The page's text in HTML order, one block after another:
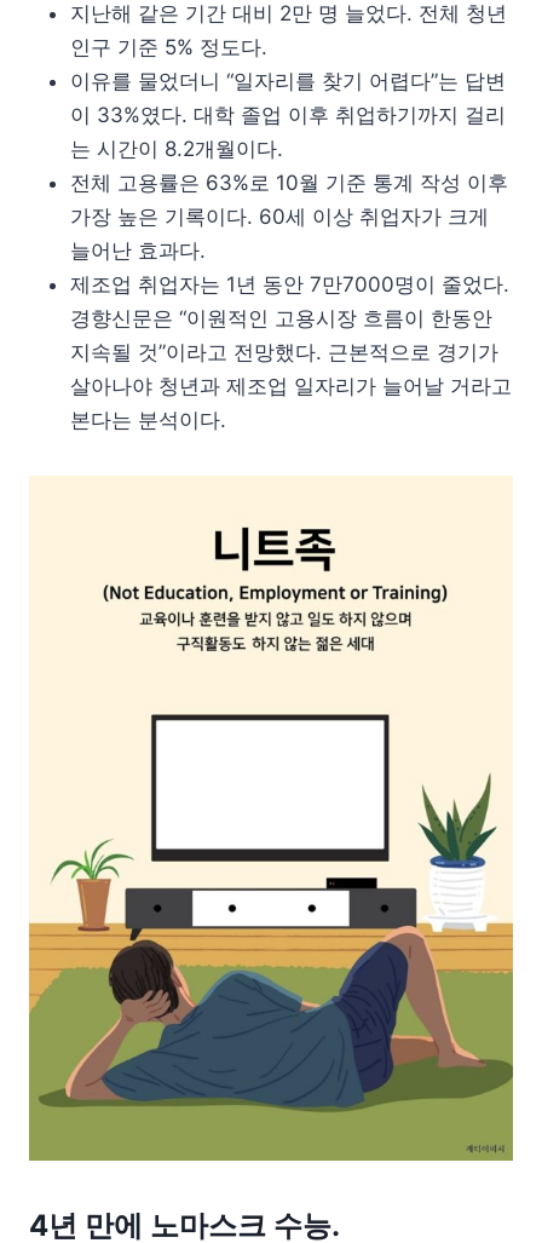
지난해 같은 기간 대비 2만 명 늘었다. 전체 청년
인구 기준 5% 정도다.
이유를 물었더니 “일자리를 찾기 어렵다”는 답변
이 33%였다. 대학 졸업 이후 취업하기까지 걸리
는 시간이 8.2개월이다.
전체 고용률은 63%로 10월 기준 통계 작성 이후
가장 높은 기록이다. 60세 이상 취업자가 크게
늘어난 효과다.
제조업 취업자는 1년 동안 7만7000명이 줄었다.
경향신문은 “이원적인 고용시장 흐름이 한동안
지속될 것”이라고 전망했다. 근본적으로 경기가
살아나야 청년과 제조업 일자리가 늘어날 거라고
본다는 분석이다.
4년 만에 노마스크 수능.